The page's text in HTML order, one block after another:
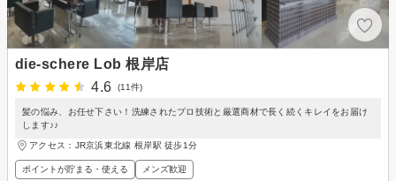
die-schere Lob 根岸店
4.6
(11件)
髪の悩み、お任せ下さい！洗練されたプロ技術と厳選商材で長く続くキレイをお届け
します♪♪
アクセス：JR京浜東北線 根岸駅 徒歩1分
ポイントが貯まる・使える メンズ歓迎